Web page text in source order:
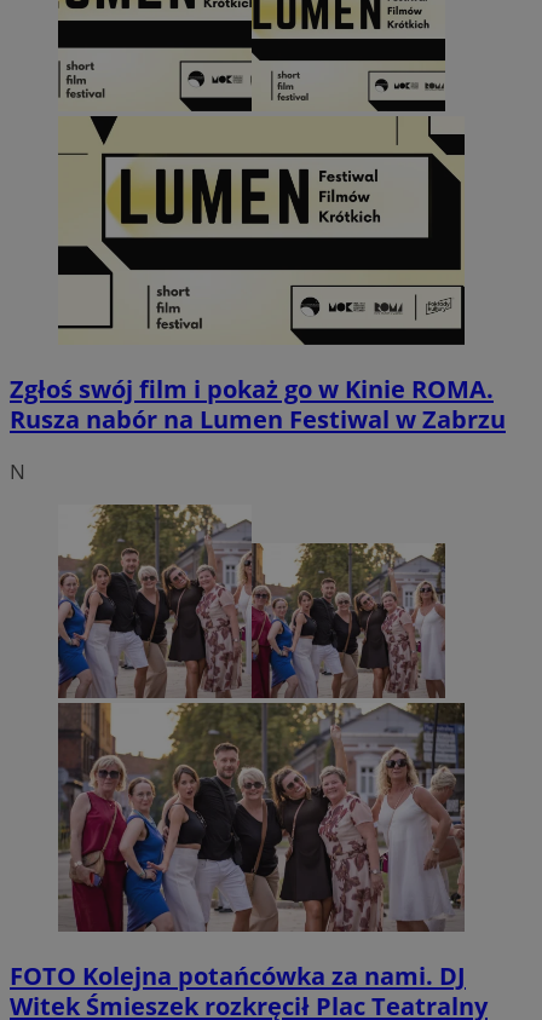
Zgłoś swój film i pokaż go w Kinie ROMA.
Rusza nabór na Lumen Festiwal w Zabrzu
N
FOTO Kolejna potańcówka za nami. DJ
Witek Śmieszek rozkręcił Plac Teatralny